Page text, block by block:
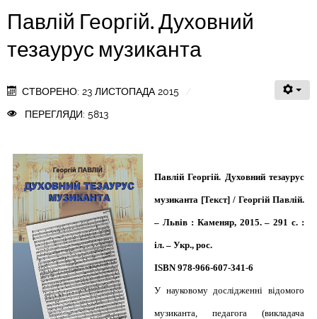
Павлій Георгій. Духовний
тезаурус музиканта
СТВОРЕНО: 23 ЛИСТОПАДА 2015
ПЕРЕГЛЯДИ: 5813
Павлій Георгій. Духовний тезаурус
музиканта [Текст] / Георгій Павлій.
– Львів : Каменяр, 2015. – 291 с. :
іл. – Укр., рос.
ISBN 978-966-607-341-6
У науковому дослідженні відомого
музиканта, педагога (викладача